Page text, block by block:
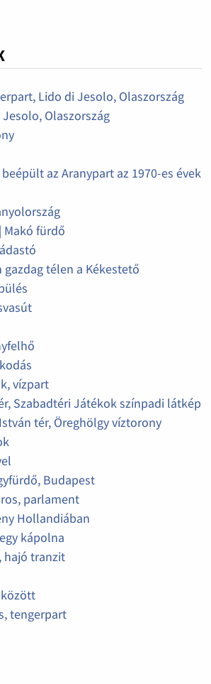
Lido di Jesolo, Olaszország
Olaszország
az Aranypart az 1970-es évek
Makó fürdő
gazdag télen a Kékestető
vízpart
Szabadtéri Játékok színpadi látkép
tér, Öreghölgy víztorony
Budapest
parlament
Hollandiában
kápolna
hajó tranzit
tengerpart